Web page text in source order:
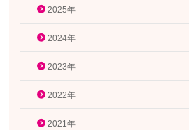
2025年
2024年
2023年
2022年
2021年